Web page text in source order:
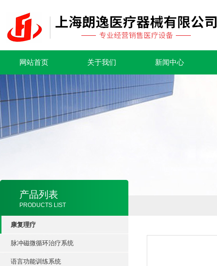
网站首页 关于我们 新闻中心
产品列表
PRODUCTS LIST
康复理疗
脉冲磁微循环治疗系统
语言功能训练系统